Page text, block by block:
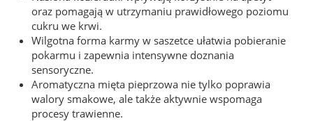
oraz pomagają w utrzymaniu prawidłowego poziomu
cukru we krwi.
Wilgotna forma karmy w saszetce ułatwia pobieranie
pokarmu i zapewnia intensywne doznania
sensoryczne.
Aromatyczna mięta pieprzowa nie tylko poprawia
walory smakowe, ale także aktywnie wspomaga
procesy trawienne.